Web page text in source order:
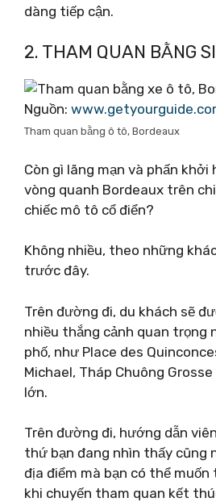
dàng tiếp cận.
2. THAM QUAN BẰNG
Nguồn:
Tham quan bằng ô tô, Bordeaux
Còn gì lãng mạn và phấn khởi
vòng quanh Bordeaux trên
chiếc mô tô cổ điển?
Không nhiều, theo những
trước đây.
Trên đường đi, du khách sẽ
nhiều thắng cảnh quan trọng
phố, như Place des
Michael, Tháp Chuông
lớn.
Trên đường đi, hướng dẫn
thứ bạn đang nhìn thấy cũng
địa điểm mà bạn có thể
khi chuyến tham quan kết